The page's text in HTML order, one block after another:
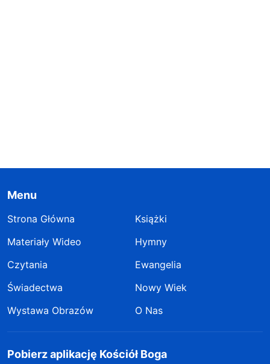
Menu
Strona Główna
Książki
Materiały Wideo
Hymny
Czytania
Ewangelia
Świadectwa
Nowy Wiek
Wystawa Obrazów
O Nas
Pobierz aplikację Kościół Boga